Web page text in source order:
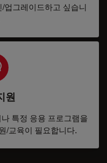
업그레이드하고 싶습니
원
특정 응용 프로그램을
/교육이 필요합니다.